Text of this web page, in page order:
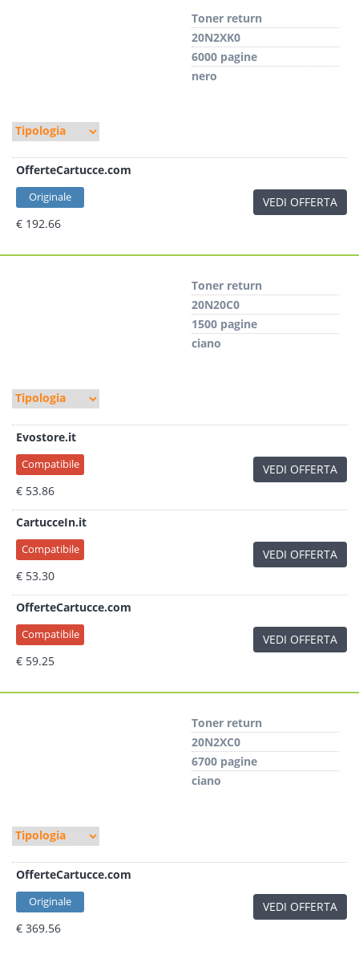
Toner return
20N2XK0
6000 pagine
nero
OfferteCartucce.com
Originale
€ 192.66
VEDI OFFERTA
Toner return
20N20C0
1500 pagine
ciano
Evostore.it
Compatibile
€ 53.86
VEDI OFFERTA
CartucceIn.it
Compatibile
€ 53.30
VEDI OFFERTA
OfferteCartucce.com
Compatibile
€ 59.25
VEDI OFFERTA
Toner return
20N2XC0
6700 pagine
ciano
OfferteCartucce.com
Originale
€ 369.56
VEDI OFFERTA